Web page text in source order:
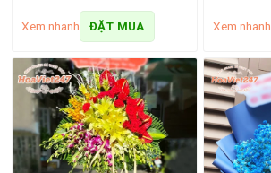
Xem nhanh ĐẶT MUA Xem nhanh